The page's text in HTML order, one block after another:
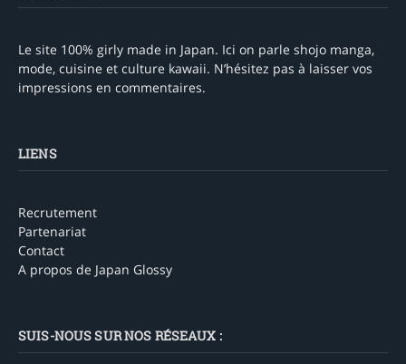
Le site 100% girly made in Japan. Ici on parle shojo manga,
mode, cuisine et culture kawaii. N’hésitez pas à laisser vos
impressions en commentaires.
LIENS
Recrutement
Partenariat
Contact
A propos de Japan Glossy
SUIS-NOUS SUR NOS RÉSEAUX :